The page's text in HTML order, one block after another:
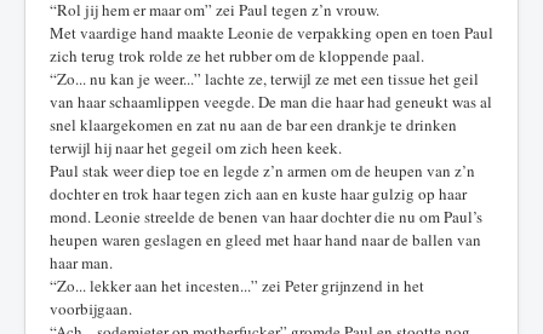
“Rol jij hem er maar om” zei Paul tegen z’n vrouw.
Met vaardige hand maakte Leonie de verpakking open en toen Paul
zich terug trok rolde ze het rubber om de kloppende paal.
“Zo... nu kan je weer...” lachte ze, terwijl ze met een tissue het geil
van haar schaamlippen veegde. De man die haar had geneukt was al
snel klaargekomen en zat nu aan de bar een drankje te drinken
terwijl hij naar het gegeil om zich heen keek.
Paul stak weer diep toe en legde z’n armen om de heupen van z’n
dochter en trok haar tegen zich aan en kuste haar gulzig op haar
mond. Leonie streelde de benen van haar dochter die nu om Paul’s
heupen waren geslagen en gleed met haar hand naar de ballen van
haar man.
“Zo... lekker aan het incesten...” zei Peter grijnzend in het
voorbijgaan.